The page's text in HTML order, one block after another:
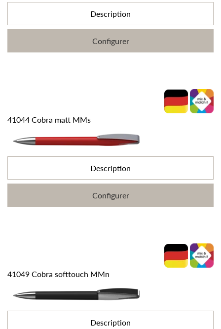
Description
Configurer
41044 Cobra matt MMs
Description
Configurer
41049 Cobra softtouch MMn
Description